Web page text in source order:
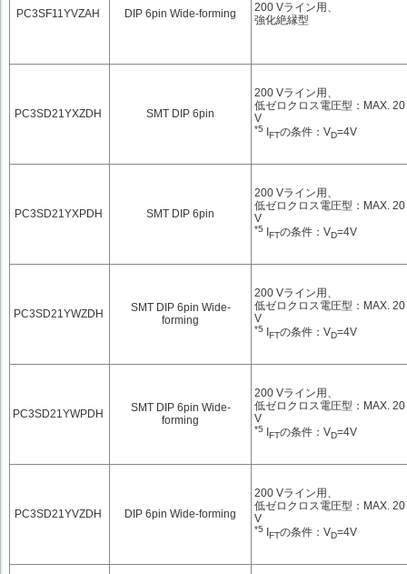
PC3SF11YVZAH DIP 6pin Wide-forming
200 Vライン用、
強化絶縁型
PC3SD21YXZDH SMT DIP 6pin
200 Vライン用、
低ゼロクロス電圧型：MAX. 20
V
*5 IFTの条件：VD=4V
PC3SD21YXPDH SMT DIP 6pin
200 Vライン用、
低ゼロクロス電圧型：MAX. 20
V
*5 IFTの条件：VD=4V
PC3SD21YWZDH
SMT DIP 6pin Wide-
forming
200 Vライン用、
低ゼロクロス電圧型：MAX. 20
V
*5 IFTの条件：VD=4V
PC3SD21YWPDH
SMT DIP 6pin Wide-
forming
200 Vライン用、
低ゼロクロス電圧型：MAX. 20
V
*5 IFTの条件：VD=4V
PC3SD21YVZDH DIP 6pin Wide-forming
200 Vライン用、
低ゼロクロス電圧型：MAX. 20
V
*5 IFTの条件：VD=4V